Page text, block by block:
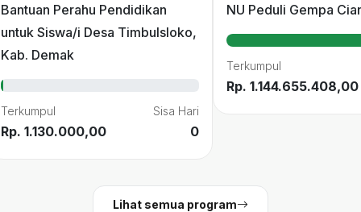
Bantuan Perahu Pendidikan
untuk Siswa/i Desa Timbulsloko,
Kab. Demak
Terkumpul
Rp. 1.130.000,00
Sisa Hari
0
NU Peduli Gempa
Terkumpul
Rp. 1.144.655.408,00
Lihat semua program